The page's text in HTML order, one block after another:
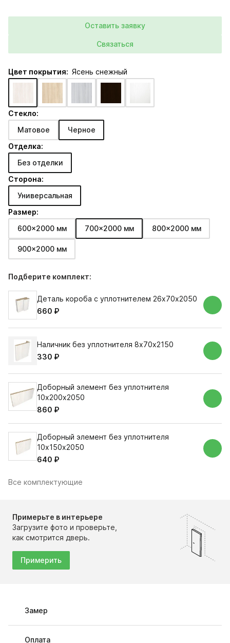
Оставить заявку
Связаться
Цвет покрытия: Ясень снежный
Стекло:
Матовое
Черное
Отделка:
Без отделки
Сторона:
Универсальная
Размер:
600x2000 мм
700x2000 мм 800x2000 мм
900x2000 мм
Подберите комплект:
Деталь короба с уплотнителем 26х70х2050
660 ₽
Наличник без уплотнителя 8х70х2150
330 ₽
Доборный элемент без уплотнителя
10х200х2050
860 ₽
Доборный элемент без уплотнителя
10х150х2050
640 ₽
Все комплектующие
Примерьте в интерьере
Загрузите фото и проверьте,
как смотрится дверь.
Примерить
Замер
Оплата